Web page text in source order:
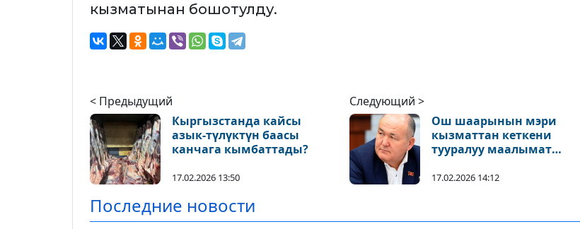
кызматынан бошотулду.
< Предыдущий
Кыргызстанда кайсы
азык-түлүктүн баасы
канчага кымбаттады?
17.02.2026 13:50
Следующий >
Ош шаарынын мэри
кызматтан кеткени
тууралуу маалымат
17.02.2026 14:12
Последние новости